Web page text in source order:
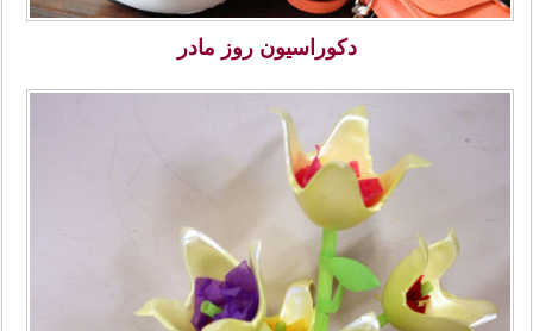
دکوراسیون روز مادر